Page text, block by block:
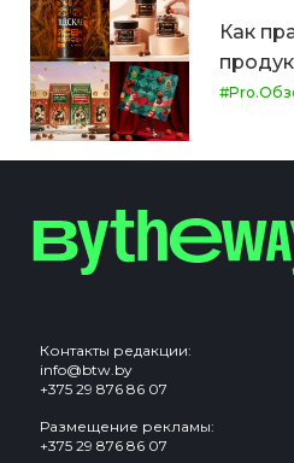
Как
Контакты редакции:
info@btw.by
+375 29 876 86 07
Размещение рекламы:
+375 29 876 86 07